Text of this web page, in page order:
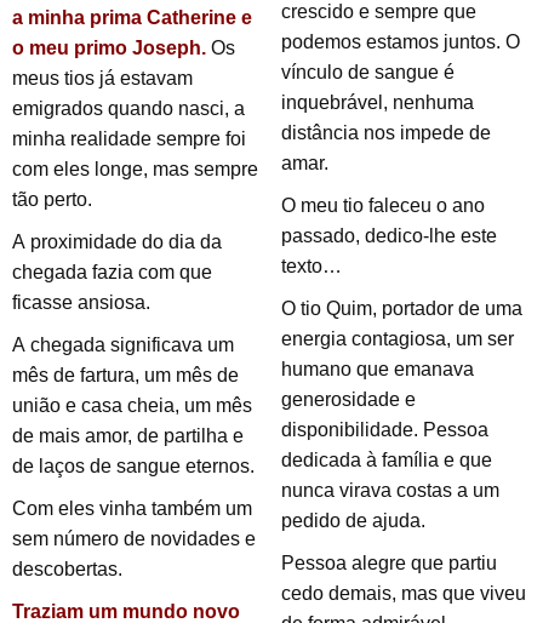
a minha prima Catherine e
o meu primo Joseph. Os
meus tios já estavam
emigrados quando nasci, a
minha realidade sempre foi
com eles longe, mas sempre
tão perto.
A proximidade do dia da
chegada fazia com que
ficasse ansiosa.
A chegada significava um
mês de fartura, um mês de
união e casa cheia, um mês
de mais amor, de partilha e
de laços de sangue eternos.
Com eles vinha também um
sem número de novidades e
descobertas.
Traziam um mundo novo
crescido e sempre que
podemos estamos juntos. O
vínculo de sangue é
inquebrável, nenhuma
distância nos impede de
amar.
O meu tio faleceu o ano
passado, dedico-lhe este
texto…
O tio Quim, portador de uma
energia contagiosa, um ser
humano que emanava
generosidade e
disponibilidade. Pessoa
dedicada à família e que
nunca virava costas a um
pedido de ajuda.
Pessoa alegre que partiu
cedo demais, mas que viveu